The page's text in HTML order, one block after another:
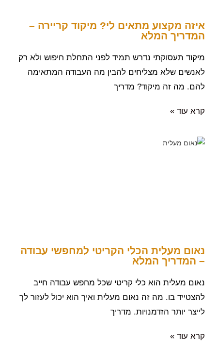
איזה מקצוע מתאים לי? מיקוד קריירה –
המדריך המלא
מיקוד תעסוקתי נדרש תמיד לפני התחלת חיפוש ולא רק
לאנשים שלא מצליחים להבין מה העבודה המתאימה
להם. מה זה מיקוד? מדריך
קרא עוד »
נאום מעלית הכלי הקריטי למחפשי עבודה
– המדריך המלא
נאום מעלית הוא כלי קריטי שכל מחפש עבודה חייב
להצטייד בו. מה זה נאום מעלית ואיך הוא יכול לעזור לך
לייצר יותר הזדמנויות. מדריך
קרא עוד »